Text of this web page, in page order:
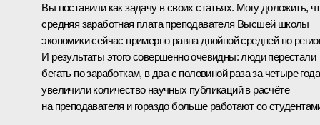
Вы поставили как задачу в своих статьях. Могу доложить,
средняя заработная плата преподавателя Высшей школы
экономики сейчас примерно равна двойной средней по
И результаты этого совершенно очевидны: люди перестали
бегать по заработкам, в два с половиной раза за четыре года
увеличили количество научных публикаций в расчёте
на преподавателя и гораздо больше работают со